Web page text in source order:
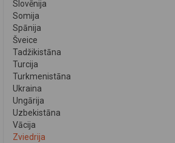
Slovēnija
Somija
Spānija
Šveice
Tadžikistāna
Turcija
Turkmenistāna
Ukraina
Ungārija
Uzbekistāna
Vācija
Zviedrija